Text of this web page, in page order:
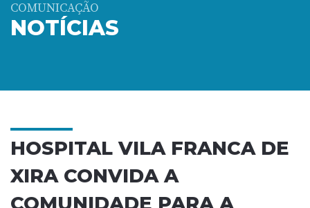
COMUNICAÇÃO
NOTÍCIAS
HOSPITAL VILA FRANCA DE
XIRA CONVIDA A